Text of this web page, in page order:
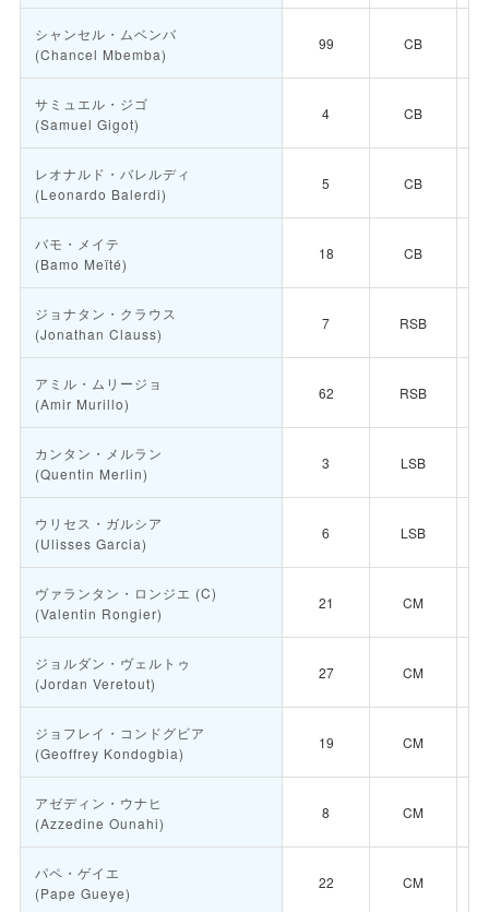
シャンセル・ムベンバ
(Chancel Mbemba)
99 CB
サミュエル・ジゴ
(Samuel Gigot)
4 CB
レオナルド・バレルディ
(Leonardo Balerdi)
5 CB
バモ・メイテ
(Bamo Meïté)
18 CB
ジョナタン・クラウス
(Jonathan Clauss)
7 RSB
アミル・ムリージョ
(Amir Murillo)
62 RSB
カンタン・メルラン
(Quentin Merlin)
3 LSB
ウリセス・ガルシア
(Ulisses Garcia)
6 LSB
ヴァランタン・ロンジエ (C)
(Valentin Rongier)
21 CM
ジョルダン・ヴェルトゥ
(Jordan Veretout)
27 CM
ジョフレイ・コンドグビア
(Geoffrey Kondogbia)
19 CM
アゼディン・ウナヒ
(Azzedine Ounahi)
8 CM
パペ・ゲイエ
(Pape Gueye)
22 CM